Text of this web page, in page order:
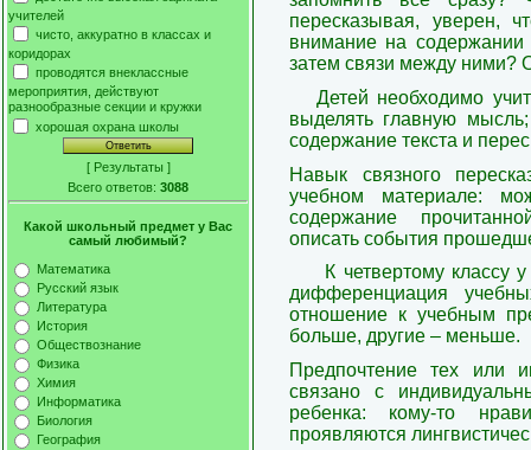
учителей
чисто, аккуратно в классах и
коридорах
проводятся внеклассные
мероприятия, действуют
разнообразные секции и кружки
хорошая охрана школы
[ Результаты ]
Всего ответов: 3088
Какой школьный предмет у Вас
самый любимый?
Математика
Русский язык
Литература
История
Обществознание
Физика
Химия
Информатика
Биология
География
пересказывая, уверен,
внимание на содержании
затем связи между ними?
Детей необходимо
выделять главную мысль;
содержание текста и
Навык связного
учебном материале:
содержание
описать события
К четвертому классу
дифференциация
отношение к учебным
больше, другие – меньше.
Предпочтение тех или
связано с
ребенка: кому-то
проявляются